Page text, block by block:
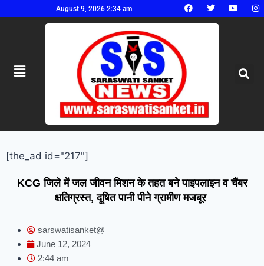
August 9, 2026 2:34 am
[the_ad id="217"]
KCG जिले में जल जीवन मिशन के तहत बने पाइपलाइन व चैंबर
क्षतिग्रस्त, दूषित पानी पीने ग्रामीण मजबूर
sarswatisanket@
June 12, 2024
2:44 am